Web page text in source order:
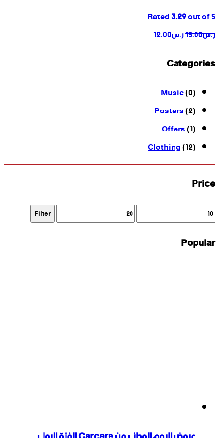
Rated3.29out of 5
ر.س15.00ر.س12.00
Categories
Music(0)
Posters(2)
Offers(1)
Clothing(12)
Price
Min
Max
Filter
Popular